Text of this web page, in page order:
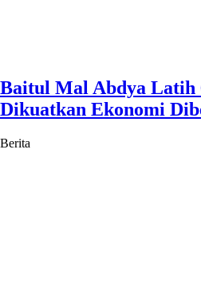
Baitul Mal Abdya Latih
Dikuatkan Ekonomi
Berita